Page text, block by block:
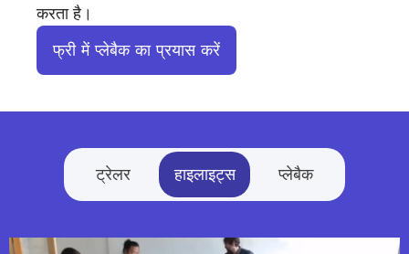
करता है।
फ्री में प्लेबैक का प्रयास करें
ट्रेलर हाइलाइट्स प्लेबैक